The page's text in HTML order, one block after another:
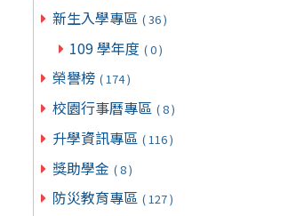
新生入學專區 ( 36 )
109 學年度 ( 0 )
榮譽榜 ( 174 )
校園行事曆專區 ( 8 )
升學資訊專區 ( 116 )
獎助學金 ( 8 )
防災教育專區 ( 127 )